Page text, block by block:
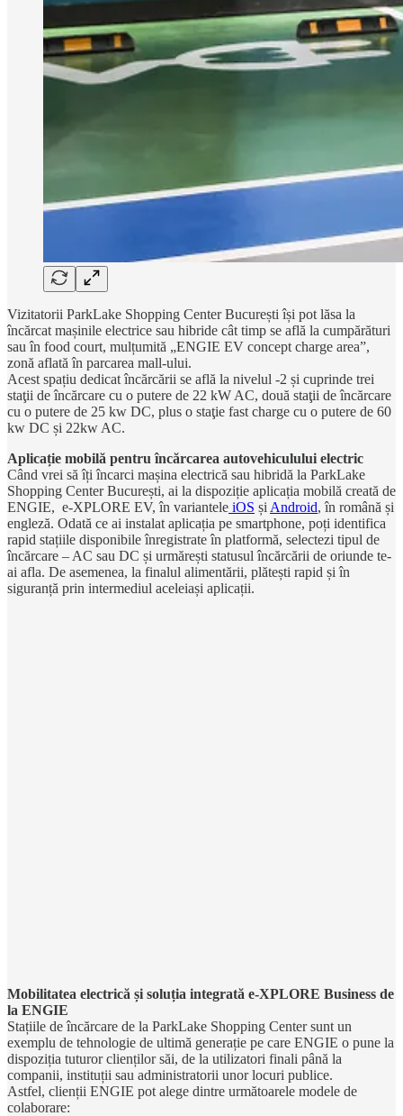
Vizitatorii ParkLake Shopping Center București își pot lăsa la
încărcat mașinile electrice sau hibride cât timp se află la cumpărături
sau în food court, mulțumită „ENGIE EV concept charge area”,
zonă aflată în parcarea mall-ului.
Acest spațiu dedicat încărcării se află la nivelul -2 și cuprinde trei
staţii de încărcare cu o putere de 22 kW AC, două staţii de încărcare
cu o putere de 25 kw DC, plus o staţie fast charge cu o putere de 60
kw DC și 22kw AC.
Aplicație mobilă pentru încărcarea autovehiculului electric
Când vrei să îți încarci mașina electrică sau hibridă la ParkLake
Shopping Center București, ai la dispoziție aplicația mobilă creată de
ENGIE, e-XPLORE EV, în variantele iOS și Android, în română și
engleză. Odată ce ai instalat aplicația pe smartphone, poți identifica
rapid stațiile disponibile înregistrate în platformă, selectezi tipul de
încărcare – AC sau DC și urmărești statusul încărcării de oriunde te-
ai afla. De asemenea, la finalul alimentării, plătești rapid și în
siguranță prin intermediul aceleiași aplicații.
Mobilitatea electrică și soluția integrată e-XPLORE Business de
la ENGIE
Stațiile de încărcare de la ParkLake Shopping Center sunt un
exemplu de tehnologie de ultimă generație pe care ENGIE o pune la
dispoziția tuturor clienților săi, de la utilizatori finali până la
companii, instituții sau administratorii unor locuri publice.
Astfel, clienții ENGIE pot alege dintre următoarele modele de
colaborare: